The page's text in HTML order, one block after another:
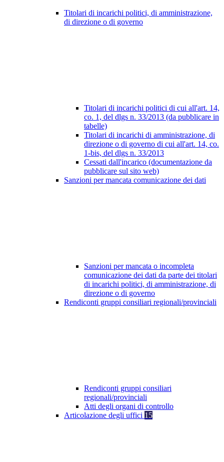
Titolari di incarichi politici, di amministrazione,
di direzione o di governo
Titolari di incarichi politici di cui all'art. 14,
co. 1, del dlgs n. 33/2013 (da pubblicare in
tabelle)
Titolari di incarichi di amministrazione, di
direzione o di governo di cui all'art. 14, co.
1-bis, del dlgs n. 33/2013
Cessati dall'incarico (documentazione da
pubblicare sul sito web)
Sanzioni per mancata comunicazione dei dati
Sanzioni per mancata o incompleta
comunicazione dei dati da parte dei titolari
di incarichi politici, di amministrazione, di
direzione o di governo
Rendiconti gruppi consiliari regionali/provinciali
Rendiconti gruppi consiliari
regionali/provinciali
Atti degli organi di controllo
Articolazione degli uffici 15